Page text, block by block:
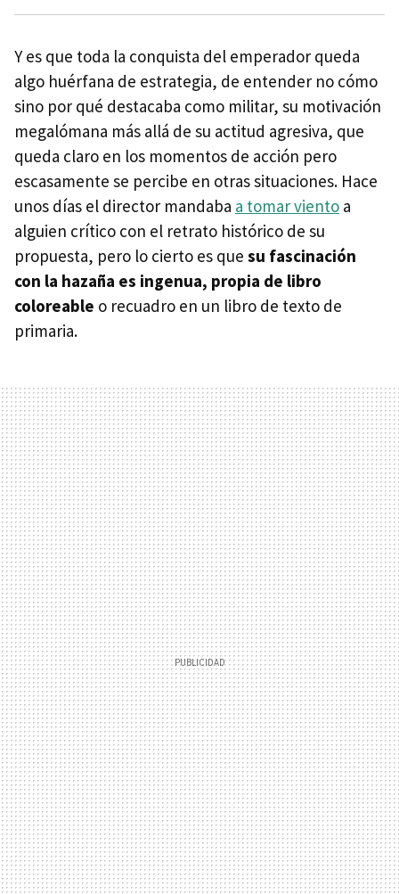
Y es que toda la conquista del emperador queda
algo huérfana de estrategia, de entender no cómo
sino por qué destacaba como militar, su motivación
megalómana más allá de su actitud agresiva, que
queda claro en los momentos de acción pero
escasamente se percibe en otras situaciones. Hace
unos días el director mandaba a tomar viento a
alguien crítico con el retrato histórico de su
propuesta, pero lo cierto es que su fascinación
con la hazaña es ingenua, propia de libro
coloreable o recuadro en un libro de texto de
primaria.